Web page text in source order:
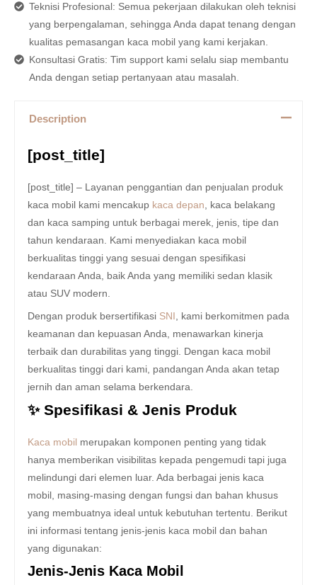
Teknisi Profesional: Semua pekerjaan dilakukan oleh teknisi
yang berpengalaman, sehingga Anda dapat tenang dengan
kualitas pemasangan kaca mobil yang kami kerjakan.
Konsultasi Gratis: Tim support kami selalu siap membantu
Anda dengan setiap pertanyaan atau masalah.
Description
[post_title]
[post_title] – Layanan penggantian dan penjualan produk
kaca mobil kami mencakup kaca depan , kaca belakang
dan kaca samping untuk berbagai merek, jenis, tipe dan
tahun kendaraan. Kami menyediakan kaca mobil
berkualitas tinggi yang sesuai dengan spesifikasi
kendaraan Anda, baik Anda yang memiliki sedan klasik
atau SUV modern.
Dengan produk bersertifikasi SNI
, kami berkomitmen pada
keamanan dan kepuasan Anda, menawarkan kinerja
terbaik dan durabilitas yang tinggi. Dengan kaca mobil
berkualitas tinggi dari kami, pandangan Anda akan tetap
jernih dan aman selama berkendara.
✨ Spesifikasi & Jenis Produk
Kaca mobil merupakan komponen penting yang tidak
hanya memberikan visibilitas kepada pengemudi tapi juga
melindungi dari elemen luar. Ada berbagai jenis kaca
mobil, masing-masing dengan fungsi dan bahan khusus
yang membuatnya ideal untuk kebutuhan tertentu. Berikut
ini informasi tentang jenis-jenis kaca mobil dan bahan
yang digunakan:
Jenis-Jenis Kaca Mobil